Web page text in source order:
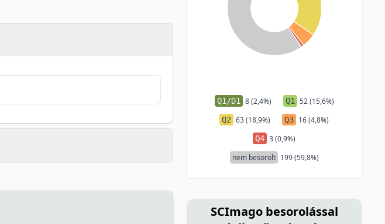
Q1/D1 8 (2,4%) Q1 52 (15,6%)
Q2 63 (18,9%) Q3 16 (4,8%)
Q4 3 (0,9%)
nem besorolt 199 (59,8%)
SCImago besorolással